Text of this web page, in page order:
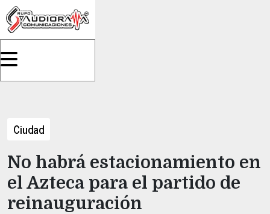
Ciudad
No habrá estacionamiento en
el Azteca para el partido de
reinauguración